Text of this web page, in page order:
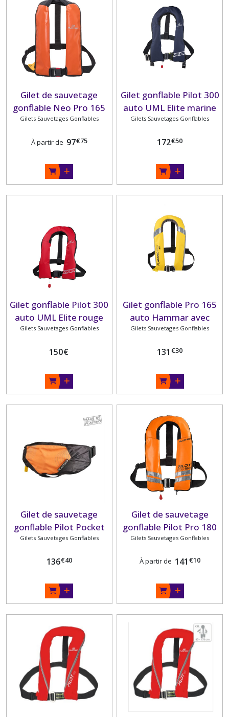
Gilet de sauvetage
gonflable Neo Pro 165
hydrostatique housse
Gilets Sauvetages Gonflables
À partir de 97€75
Gilet gonflable Pilot 300
auto UML Elite marine
avec harnais et sous-
Gilets Sauvetages Gonflables
172€50
Gilet gonflable Pilot 300
auto UML Elite rouge
avec sous-cutale
Gilets Sauvetages Gonflables
150€
Gilet gonflable Pro 165
auto Hammar avec
harnais et lampe flash
Gilets Sauvetages Gonflables
131 €30
Gilet de sauvetage
gonflable Pilot Pocket
PLASTIMO
Gilets Sauvetages Gonflables
136€40
Gilet de sauvetage
gonflable Pilot Pro 180
PLASTIMO
Gilets Sauvetages Gonflables
À partir de 141 €10